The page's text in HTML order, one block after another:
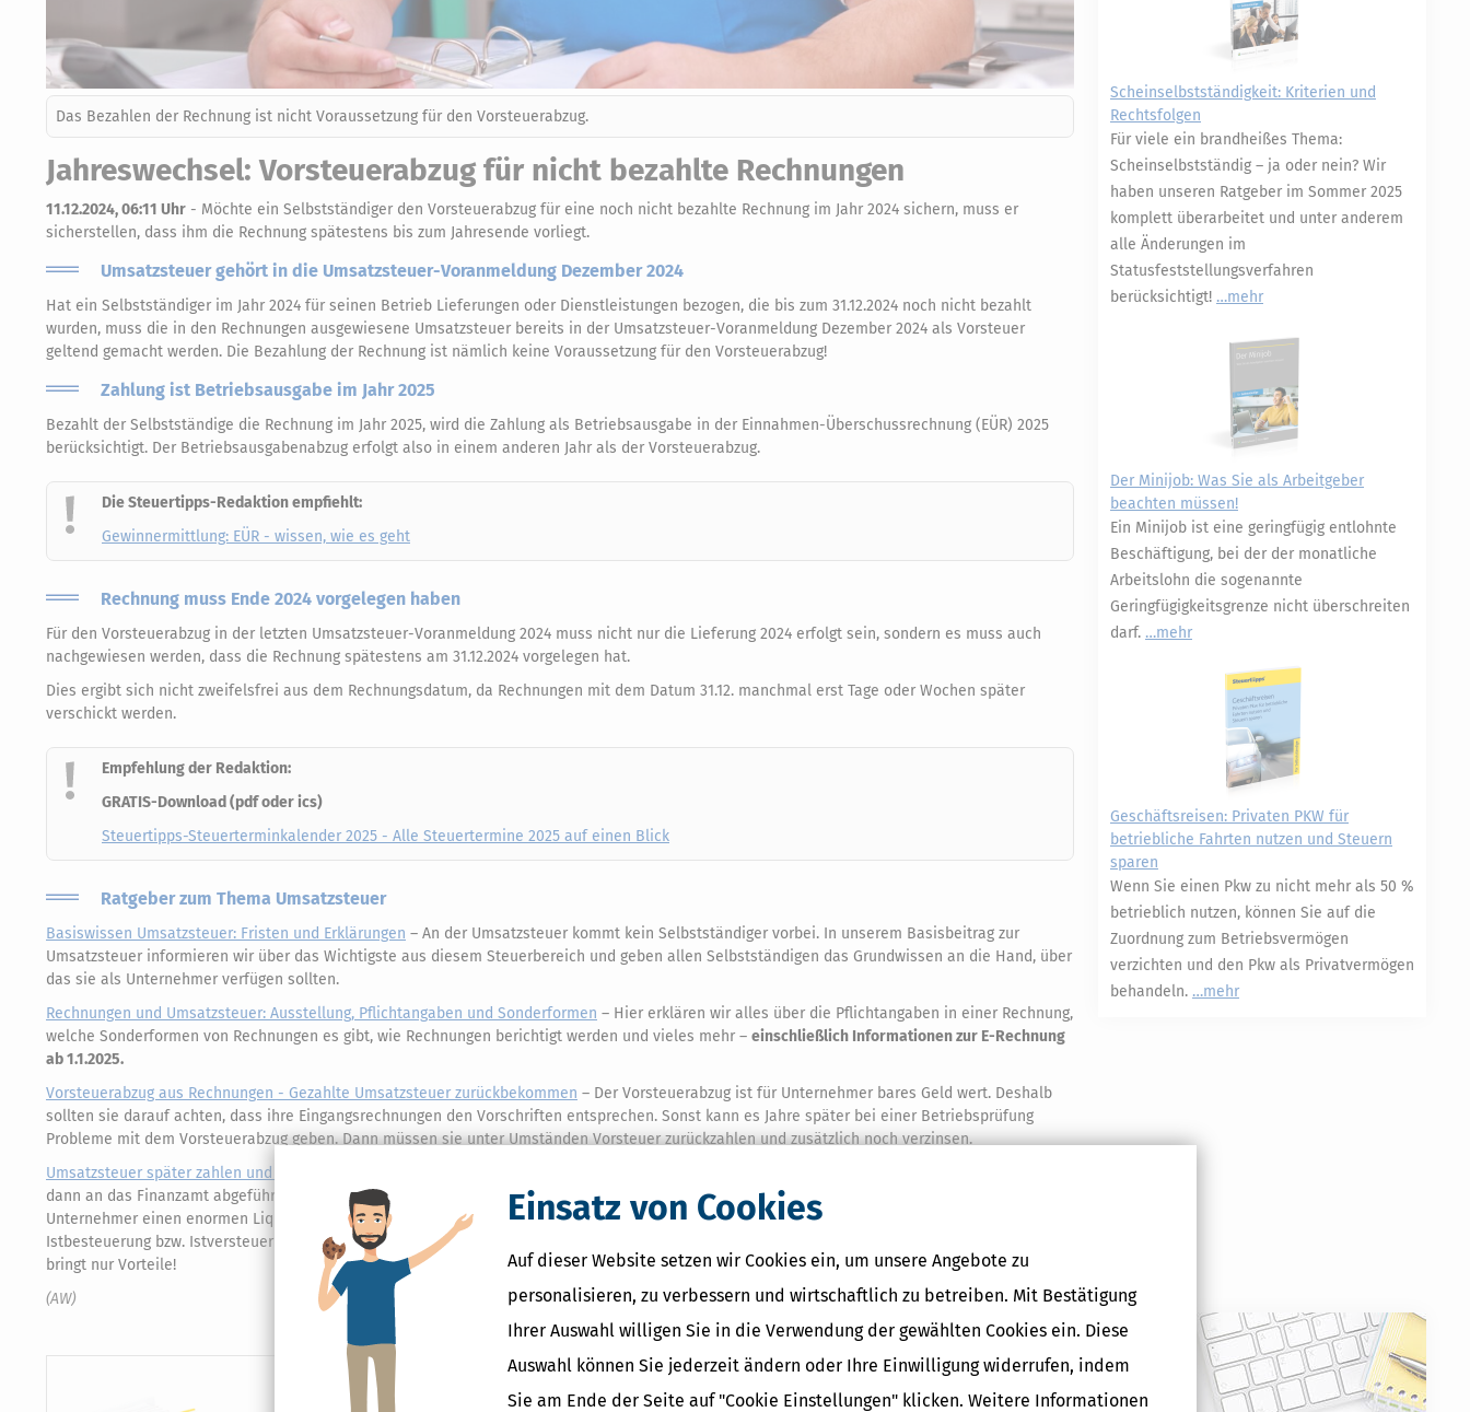
Einsatz von Cookies
Auf dieser Website setzen wir Cookies ein, um unsere Angebote zu
personalisieren, zu verbessern und wirtschaftlich zu betreiben. Mit Bestätigung
Ihrer Auswahl willigen Sie in die Verwendung der gewählten Cookies ein. Diese
Auswahl können Sie jederzeit ändern oder Ihre Einwilligung widerrufen, indem
Sie am Ende der Seite auf "Cookie Einstellungen" klicken. Weitere Informationen
Das Bezahlen der Rechnung ist nicht Voraussetzung für den Vorsteuerabzug.
Jahreswechsel: Vorsteuerabzug für nicht bezahlte Rechnungen
11.12.2024, 06:11 Uhr - Möchte ein Selbstständiger den Vorsteuerabzug für eine noch nicht bezahlte Rechnung im Jahr 2024 sichern, muss er
sicherstellen, dass ihm die Rechnung spätestens bis zum Jahresende vorliegt.
Umsatzsteuer gehört in die Umsatzsteuer-Voranmeldung Dezember 2024
Hat ein Selbstständiger im Jahr 2024 für seinen Betrieb Lieferungen oder Dienstleistungen bezogen, die bis zum 31.12.2024 noch nicht bezahlt
wurden, muss die in den Rechnungen ausgewiesene Umsatzsteuer bereits in der Umsatzsteuer-Voranmeldung Dezember 2024 als Vorsteuer
geltend gemacht werden. Die Bezahlung der Rechnung ist nämlich keine Voraussetzung für den Vorsteuerabzug!
Zahlung ist Betriebsausgabe im Jahr 2025
Bezahlt der Selbstständige die Rechnung im Jahr 2025, wird die Zahlung als Betriebsausgabe in der Einnahmen-Überschussrechnung (EÜR) 2025
berücksichtigt. Der Betriebsausgabenabzug erfolgt also in einem anderen Jahr als der Vorsteuerabzug.
Die Steuertipps-Redaktion empfiehlt:
Gewinnermittlung: EÜR - wissen, wie es geht
Rechnung muss Ende 2024 vorgelegen haben
Für den Vorsteuerabzug in der letzten Umsatzsteuer-Voranmeldung 2024 muss nicht nur die Lieferung 2024 erfolgt sein, sondern es muss auch
nachgewiesen werden, dass die Rechnung spätestens am 31.12.2024 vorgelegen hat.
Dies ergibt sich nicht zweifelsfrei aus dem Rechnungsdatum, da Rechnungen mit dem Datum 31.12. manchmal erst Tage oder Wochen später
verschickt werden.
Empfehlung der Redaktion:
GRATIS-Download (pdf oder ics)
Steuertipps-Steuerterminkalender 2025 - Alle Steuertermine 2025 auf einen Blick
Ratgeber zum Thema Umsatzsteuer
Basiswissen Umsatzsteuer: Fristen und Erklärungen – An der Umsatzsteuer kommt kein Selbstständiger vorbei. In unserem Basisbeitrag zur
Umsatzsteuer informieren wir über das Wichtigste aus diesem Steuerbereich und geben allen Selbstständigen das Grundwissen an die Hand, über
das sie als Unternehmer verfügen sollten.
Rechnungen und Umsatzsteuer: Ausstellung, Pflichtangaben und Sonderformen – Hier erklären wir alles über die Pflichtangaben in einer Rechnung,
welche Sonderformen von Rechnungen es gibt, wie Rechnungen berichtigt werden und vieles mehr – einschließlich Informationen zur E-Rechnung
ab 1.1.2025.
Vorsteuerabzug aus Rechnungen - Gezahlte Umsatzsteuer zurückbekommen – Der Vorsteuerabzug ist für Unternehmer bares Geld wert. Deshalb
sollten sie darauf achten, dass ihre Eingangsrechnungen den Vorschriften entsprechen. Sonst kann es Jahre später bei einer Betriebsprüfung
Probleme mit dem Vorsteuerabzug geben. Dann müssen sie unter Umständen Vorsteuer zurückzahlen und zusätzlich noch verzinsen.
Umsatzsteuer später zahlen und liquide bleiben
dann an das Finanzamt abgeführt werden, wenn Kunden ihre Rechnung beglichen haben (§ 20 Umsatzsteuergesetz - UStG). Das bedeutet für
Unternehmer einen enormen Liquiditätsgewinn, denn sie müssen für die Umsatzsteuer nicht in Vorleistung gehen. Wer die Voraussetzung für die
Istbesteuerung bzw. Istversteuerung erfüllt, sollte beim Finanzamt einen Antrag für diese Form der Versteuerung stellen. Denn die Istbesteuerung
bringt nur Vorteile!
(AW)
Steuertipps für Selbstständige: Hier bleibt keine Steuerfrage offen!
Scheinselbstständigkeit: Kriterien und
Rechtsfolgen
Für viele ein brandheißes Thema:
Scheinselbstständig – ja oder nein? Wir
haben unseren Ratgeber im Sommer 2025
komplett überarbeitet und unter anderem
alle Änderungen im
Statusfeststellungsverfahren
berücksichtigt!
mehr
Der Minijob: Was Sie als Arbeitgeber
beachten müssen!
Ein Minijob ist eine geringfügig entlohnte
Beschäftigung, bei der der monatliche
Arbeitslohn die sogenannte
Geringfügigkeitsgrenze nicht überschreiten
darf.
mehr
Geschäftsreisen: Privaten PKW für
betriebliche Fahrten nutzen und Steuern
sparen
Wenn Sie einen Pkw zu nicht mehr als 50 %
betrieblich nutzen, können Sie auf die
Zuordnung zum Betriebsvermögen
verzichten und den Pkw als Privatvermögen
behandeln.
mehr